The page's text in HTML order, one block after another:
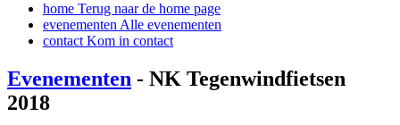
home Terug naar de home page
evenementen Alle evenementen
contact Kom in contact
Evenementen - NK Tegenwindfietsen
2018